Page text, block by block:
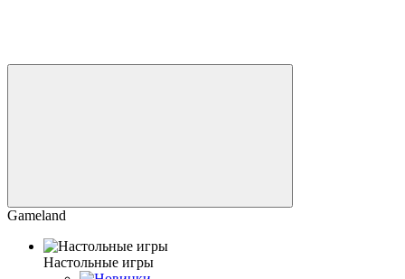
Gameland
Настольные игры